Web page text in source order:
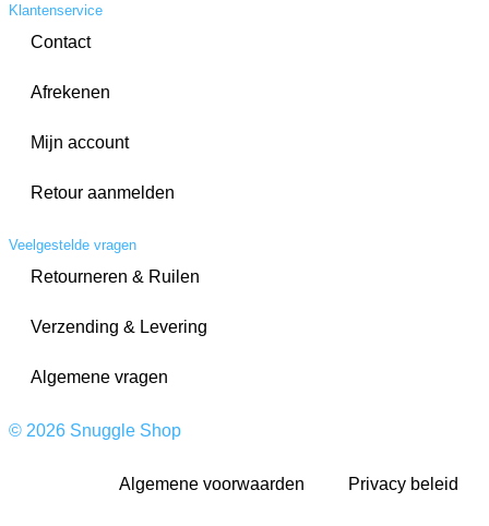
Klantenservice
Contact
Afrekenen
Mijn account
Retour aanmelden
Veelgestelde vragen
Retourneren & Ruilen
Verzending & Levering
Algemene vragen
© 2026 Snuggle Shop
Algemene voorwaarden Privacy beleid